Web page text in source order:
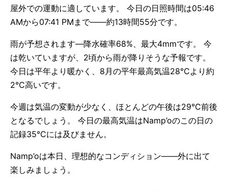
屋外での運動に適しています。 今日の日照時間は05:46
AMから07:41 PMまで——約13時間55分です。
雨が予想されます—降水確率68%、最大4mmです。 今
は乾いていますが、2頃から雨が降りそうな予報です。
今日は平年より暖かく、8月の平年最高気温28°Cより約
2°C高いです。
今週は気温の変動が少なく、ほとんどの午後は29°C前後
となるでしょう。 今日の最高気温はNamp’oのこの日の
記録35°Cには及びません。
Namp’oは本日、理想的なコンディション——外に出て
楽しみましょう。